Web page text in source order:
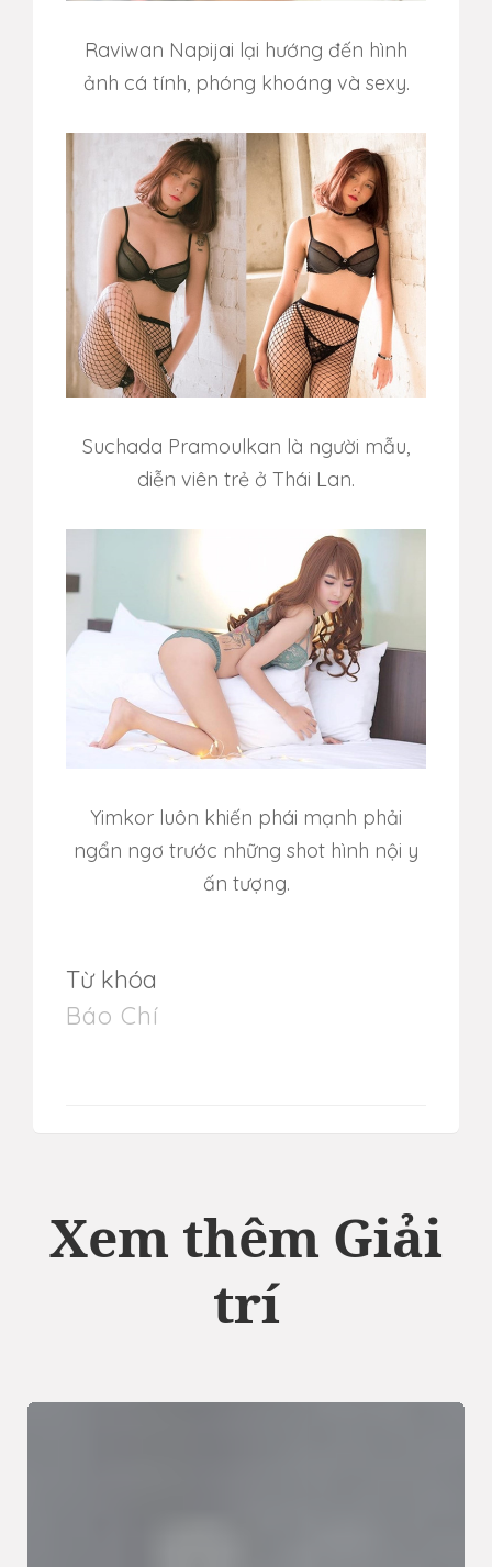
Raviwan Napijai lại hướng đến hình
ảnh cá tính, phóng khoáng và sexy.
Suchada Pramoulkan là người mẫu,
diễn viên trẻ ở Thái Lan.
Yimkor luôn khiến phái mạnh phải
ngẩn ngơ trước những shot hình nội y
ấn tượng.
Từ khóa
Báo Chí
Xem thêm Giải
trí